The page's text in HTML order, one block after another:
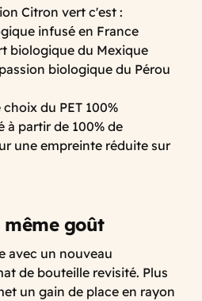
Citron vert c'est :
infusé en France
biologique du Mexique
biologique du Pérou
du PET 100%
à partir de 100% de
une empreinte réduite sur
goût
avec un nouveau
de bouteille revisité. Plus
un gain de place en rayon